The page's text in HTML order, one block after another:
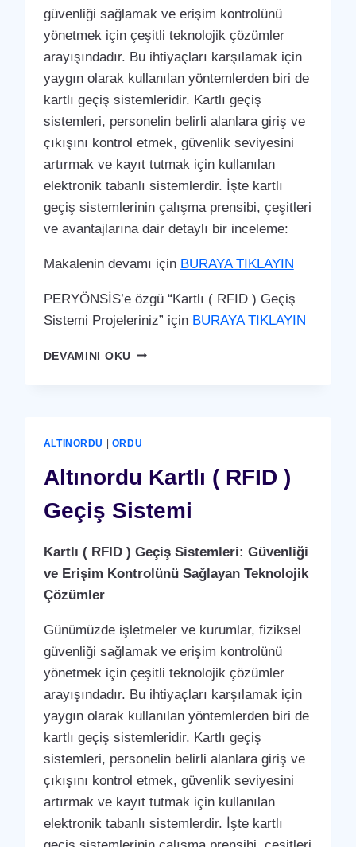
güvenliği sağlamak ve erişim kontrolünü
yönetmek için çeşitli teknolojik çözümler
arayışındadır. Bu ihtiyaçları karşılamak için
yaygın olarak kullanılan yöntemlerden biri de
kartlı geçiş sistemleridir. Kartlı geçiş
sistemleri, personelin belirli alanlara giriş ve
çıkışını kontrol etmek, güvenlik seviyesini
artırmak ve kayıt tutmak için kullanılan
elektronik tabanlı sistemlerdir. İşte kartlı
geçiş sistemlerinin çalışma prensibi, çeşitleri
ve avantajlarına dair detaylı bir inceleme:
Makalenin devamı için BURAYA TIKLAYIN
PERYÖNSİS’e özgü “Kartlı ( RFID ) Geçiş
Sistemi Projeleriniz” için BURAYA TIKLAYIN
DEVAMINI OKUAYBASTI
ALTINORDU | ORDU
Altınordu Kartlı ( RFID )
Geçiş Sistemi
Kartlı ( RFID ) Geçiş Sistemleri: Güvenliği
ve Erişim Kontrolünü Sağlayan Teknolojik
Çözümler
Günümüzde işletmeler ve kurumlar, fiziksel
güvenliği sağlamak ve erişim kontrolünü
yönetmek için çeşitli teknolojik çözümler
arayışındadır. Bu ihtiyaçları karşılamak için
yaygın olarak kullanılan yöntemlerden biri de
kartlı geçiş sistemleridir. Kartlı geçiş
sistemleri, personelin belirli alanlara giriş ve
çıkışını kontrol etmek, güvenlik seviyesini
artırmak ve kayıt tutmak için kullanılan
elektronik tabanlı sistemlerdir. İşte kartlı